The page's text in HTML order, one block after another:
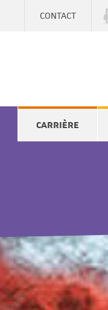
CONTACT
CARRIÈRE